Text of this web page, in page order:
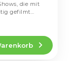
die mit
gefilmt